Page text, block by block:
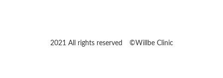
2021 All rights reserved ©︎Willbe Clinic